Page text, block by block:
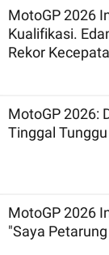
MotoGP 2026
Kualifikasi.
Rekor
MotoGP 2026:
Tinggal
MotoGP 2026
"Saya